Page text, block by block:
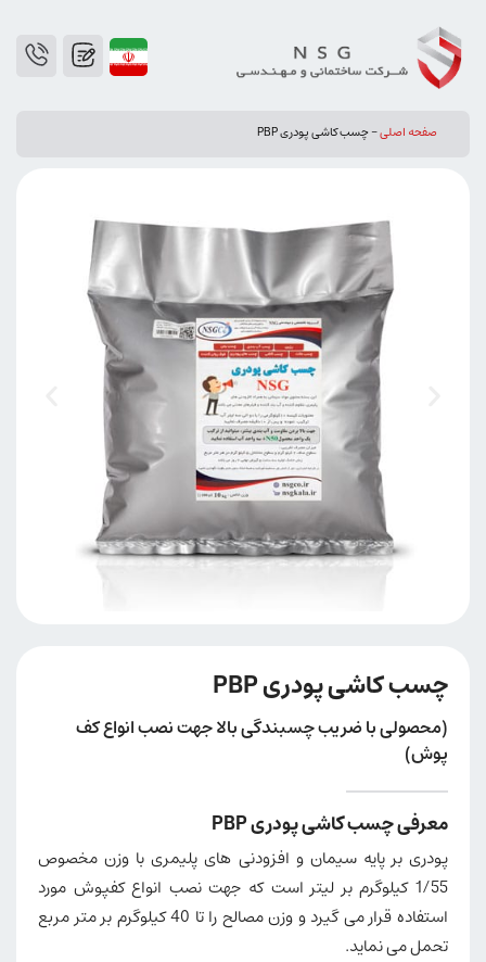
صفحه اصلی-چسب کاشی پودری PBP
چسب کاشی پودری PBP
(محصولی با ضریب چسبندگی بالا جهت نصب انواع کف
پوش)
معرفی چسب کاشی پودری PBP
پودری بر پایه سیمان و افزودنی های پلیمری با وزن مخصوص
1/55 کیلوگرم بر لیتر است که جهت نصب انواع کفپوش مورد
استفاده قرار می گیرد و وزن مصالح را تا 40 کیلوگرم بر متر مربع
تحمل می نماید.